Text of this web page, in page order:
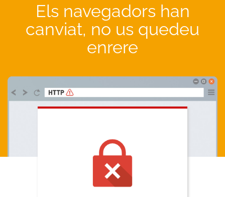
Els navegadors han
canviat, no us quedeu
enrere